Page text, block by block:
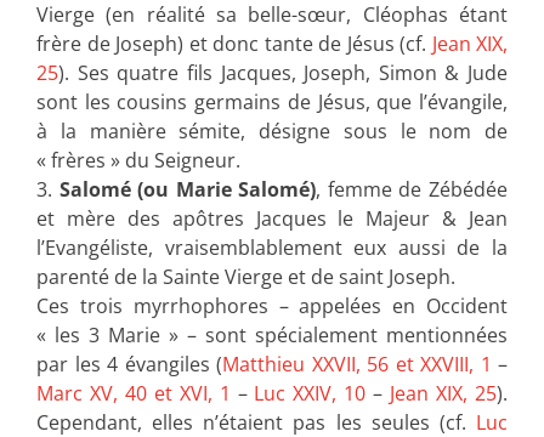
Vierge (en réalité sa belle-sœur, Cléophas étant
frère de Joseph) et donc tante de Jésus (cf. Jean XIX,
25). Ses quatre fils Jacques, Joseph, Simon & Jude
sont les cousins germains de Jésus, que l’évangile,
à la manière sémite, désigne sous le nom de
« frères » du Seigneur.
3. Salomé (ou Marie Salomé), femme de Zébédée
et mère des apôtres Jacques le Majeur & Jean
l’Evangéliste, vraisemblablement eux aussi de la
parenté de la Sainte Vierge et de saint Joseph.
Ces trois myrrhophores – appelées en Occident
« les 3 Marie » – sont spécialement mentionnées
par les 4 évangiles (Matthieu XXVII, 56 et XXVIII, 1 –
Marc XV, 40 et XVI, 1 – Luc XXIV, 10 – Jean XIX, 25).
Cependant, elles n’étaient pas les seules (cf. Luc